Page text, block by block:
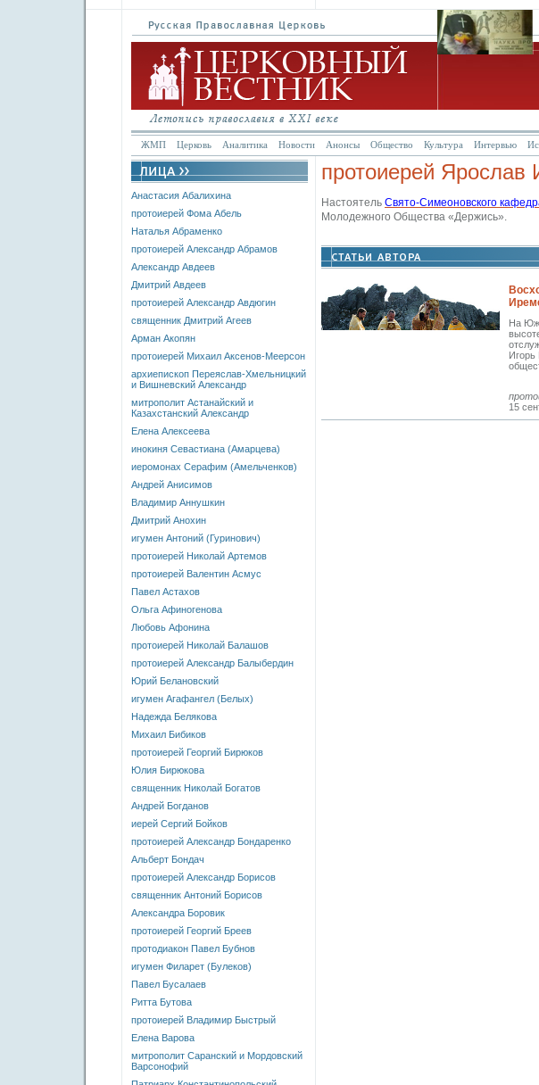
ЖМП Церковь Аналитика Новости Анонсы Общество Культура Интервью
Анастасия Абалихина
протоиерей Фома Абель
Наталья Абраменко
протоиерей Александр Абрамов
Александр Авдеев
Дмитрий Авдеев
протоиерей Александр Авдюгин
священник Дмитрий Агеев
Арман Акопян
протоиерей Михаил Аксенов-Меерсон
архиепископ Переяслав-Хмельницкий
и Вишневский Александр
митрополит Астанайский и
Казахстанский Александр
Елена Алексеева
инокиня Севастиана (Амарцева)
иеромонах Серафим (Амельченков)
Андрей Анисимов
Владимир Аннушкин
Дмитрий Анохин
игумен Антоний (Гуринович)
протоиерей Николай Артемов
протоиерей Валентин Асмус
Павел Астахов
Ольга Афиногенова
Любовь Афонина
протоиерей Николай Балашов
протоиерей Александр Балыбердин
Юрий Белановский
игумен Агафангел (Белых)
Надежда Белякова
Михаил Бибиков
протоиерей Георгий Бирюков
Юлия Бирюкова
священник Николай Богатов
Андрей Богданов
иерей Сергий Бойков
протоиерей Александр Бондаренко
Альберт Бондач
протоиерей Александр Борисов
священник Антоний Борисов
Александра Боровик
протоиерей Георгий Бреев
протодиакон Павел Бубнов
игумен Филарет (Булеков)
Павел Бусалаев
Ритта Бутова
протоиерей Владимир Быстрый
Елена Варова
митрополит Саранский и Мордовский
Варсонофий
протоиерей Ярослав
Настоятель Свято-Симеоновского
Молодежного Общества «Держись».
На
Игорь
15